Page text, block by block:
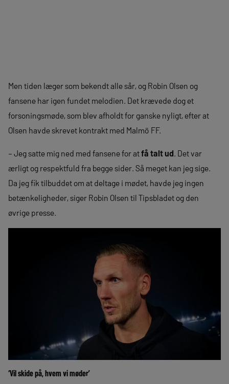
Men tiden læger som bekendt alle sår, og Robin Olsen og
fansene har igen fundet melodien. Det krævede dog et
forsoningsmøde, som blev afholdt for ganske nyligt, efter at
Olsen havde skrevet kontrakt med Malmö FF.
– Jeg satte mig ned med fansene for atfå talt ud. Det var
ærligt og respektfuld fra begge sider. Så meget kan jeg sige.
Da jeg fik tilbuddet om at deltage i mødet, havde jeg ingen
betænkeligheder, siger Robin Olsen til Tipsbladet og den
øvrige presse.
‘Vil skide på, hvem vi møder’